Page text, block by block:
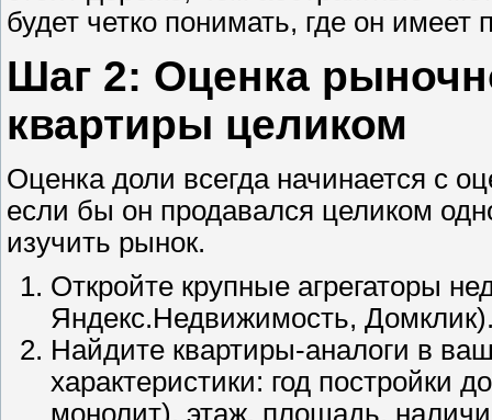
будет четко понимать, где он имеет
Шаг 2: Оценка
квартиры целиком
Оценка доли всегда начинается с
если бы он продавался целиком
изучить рынок.
Откройте крупные агрегаторы
Яндекс.Недвижимость,
Найдите квартиры-аналоги в
характеристики: год постройки
монолит), этаж, площадь,